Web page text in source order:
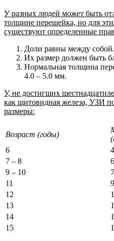
У разных людей может быть
толщине перешейка, но для
существуют определенные
Доли равны между собой.
Их размер должен быть
Нормальная толщина
4.0 – 5.0 мм.
У, не достигших
как щитовидная железа, УЗИ
размеры:
Возраст (годы)
6
7 – 8
9 – 10
11
12
13
14
15